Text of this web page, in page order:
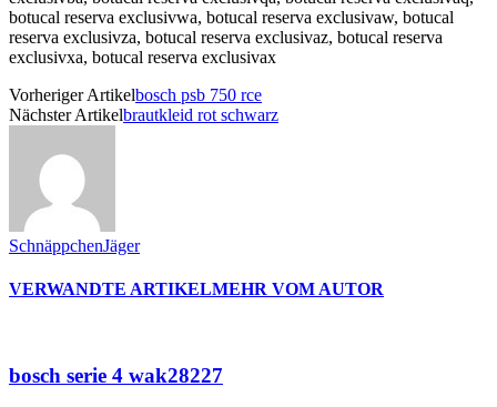
Vorheriger Artikelbosch psb 750 rce
Nächster Artikelbrautkleid rot schwarz
SchnäppchenJäger
VERWANDTE ARTIKELMEHR VOM AUTOR
bosch serie 4 wak28227